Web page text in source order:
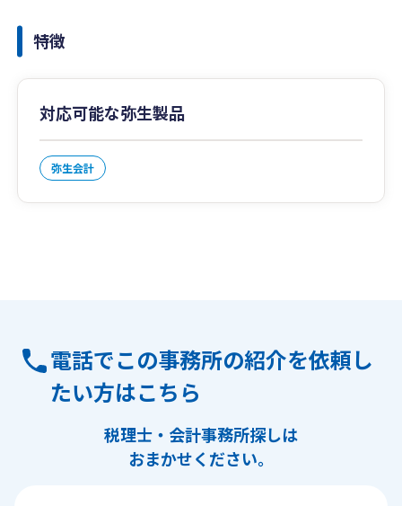
特徴
対応可能な弥生製品
弥生会計
電話でこの事務所の紹介を依頼し
たい方はこちら
税理士・会計事務所探しは
おまかせください。